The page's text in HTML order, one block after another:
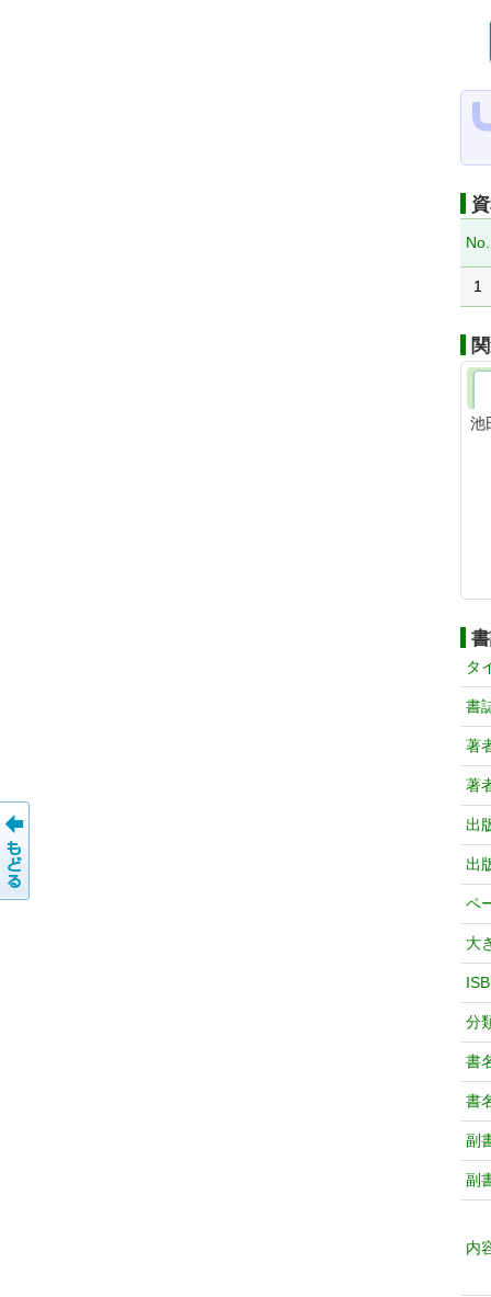
No.
1
池
タ
書
著
著
出
出
ペ
大
分
書
書
副
副
内